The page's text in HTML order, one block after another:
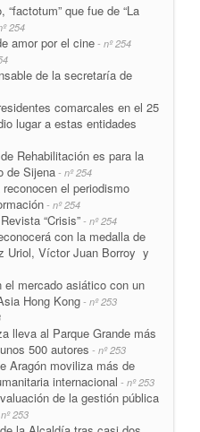
que fue de “La
254
amor por el cine - nº 254
de la secretaría de
comarcales en el 25
lugar a estas entidades
Rehabilitación es para la
de Sijena - nº 254
el periodismo
- nº 254
“Crisis” - nº 254
con la medalla de
Uriol, Víctor Juan Borroy y
mercado asiático con un
Hong Kong - nº 253
lleva al Parque Grande más
500 autores - nº 253
Aragón moviliza más de
internacional - nº 253
de la gestión pública
253